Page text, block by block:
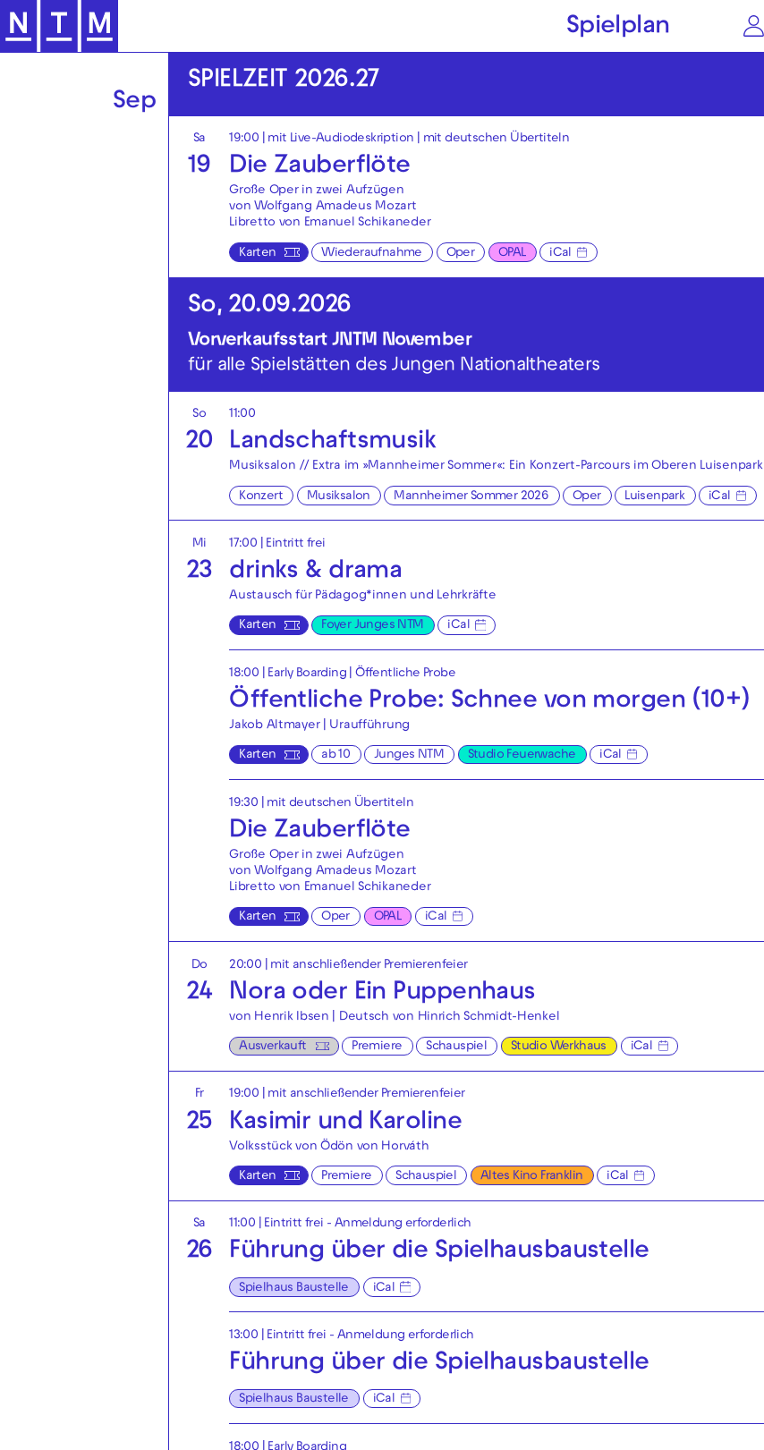
Zur Hauptnavigation springen Zum Hauptinhalt springen
Spielplan
Sep
SPIELZEIT 2026.27
Sa
19
19:00 mit Live-Audiodeskription mit deutschen Übertiteln
Die Zauberflöte
Große Oper in zwei Aufzügen
von Wolfgang Amadeus Mozart
Libretto von Emanuel Schikaneder
Karten Wiederaufnahme Oper OPAL iCal
So, 20.09.2026
Vorverkaufsstart JNTM November
für alle Spielstätten des Jungen Nationaltheaters
So
20
11:00
Landschaftsmusik
Musiksalon // Extra im »Mannheimer Sommer«: Ein Konzert-Parcours im Oberen Luisenpark
Konzert Musiksalon Mannheimer Sommer 2026 Oper Luisenpark iCal
Mi
23
17:00 Eintritt frei
drinks & drama
Austausch für Pädagog*innen und Lehrkräfte
Karten Foyer Junges NTM iCal
18:00 Early Boarding |Öffentliche Probe
Öffentliche Probe: Schnee von morgen (10+)
Jakob Altmayer | Uraufführung
Karten ab 10 Junges NTM Studio Feuerwache iCal
19:30 mit deutschen Übertiteln
Die Zauberflöte
Große Oper in zwei Aufzügen
von Wolfgang Amadeus Mozart
Libretto von Emanuel Schikaneder
Karten Oper OPAL iCal
Do
24
20:00 | mit anschließender Premierenfeier
Nora oder Ein Puppenhaus
von Henrik Ibsen | Deutsch von Hinrich Schmidt-Henkel
Ausverkauft Premiere Schauspiel Studio Werkhaus iCal
Fr
25
19:00 | mit anschließender Premierenfeier
Kasimir und Karoline
Volksstück von Ödön von Horváth
Karten Premiere Schauspiel Altes Kino Franklin iCal
Sa
26
11:00 Eintritt frei - Anmeldung erforderlich
Führung über die Spielhaus­baustelle
Spielhaus Baustelle iCal
13:00 Eintritt frei - Anmeldung erforderlich
Führung über die Spielhaus­baustelle
Spielhaus Baustelle iCal
18:00 Early Boarding